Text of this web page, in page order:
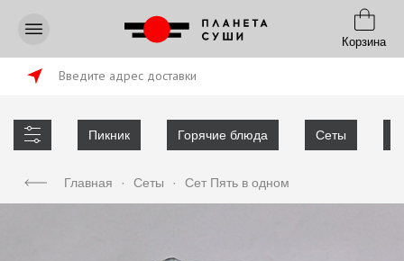
Корзина
Введите адрес доставки
Пикник Горячие блюда Сеты
Главная · Сеты · Сет Пять в одном